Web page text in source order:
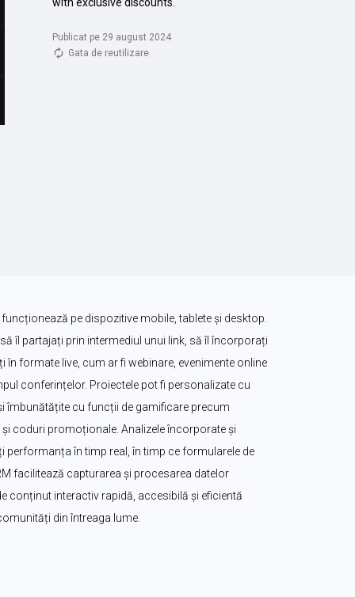
Publicat pe 29 august 2024
Gata de reutilizare
pe dispozitive mobile, tablete și desktop.
îl partajați prin intermediul unui link, să îl încorporați
în formate live, cum ar fi webinare, evenimente online
conferințelor. Proiectele pot fi personalizate cu
îmbunătățite cu funcții de gamificare precum
coduri promoționale. Analizele încorporate și
performanța în timp real, în timp ce formularele de
facilitează capturarea și procesarea datelor
conținut interactiv rapidă, accesibilă și eficientă
din întreaga lume.